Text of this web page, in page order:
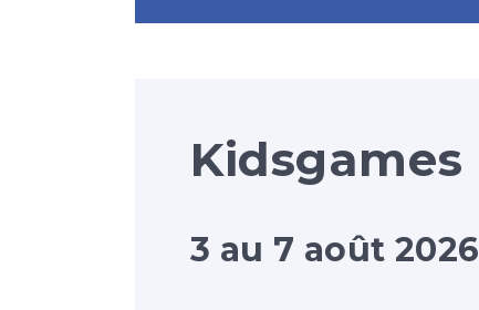
Kidsgames
3 au 7 août 2026